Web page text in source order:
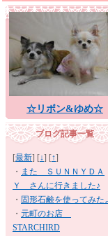
☆リボン&ゆめ☆
ブログ記事一覧
[最新] [↓] [↑]
・ また ＳＵＮＮＹＤＡ
Ｙ さんに行きました♪
・ 固形石鹸を使ってみた
・ 元町のお店
STARCHIRD